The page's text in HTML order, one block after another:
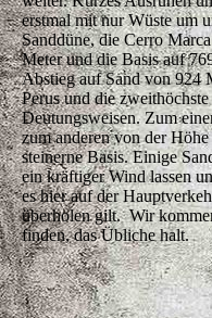
erstmal mit nur Wüste um
Sanddüne, die Cerro
Meter und die Basis auf
Abstieg auf Sand von 924
Perus und die
Deutungsweisen. Zum
zum anderen von der
steinerne Basis. Einige
ein kräftiger Wind lassen
es hier auf der
überholen gilt. Wir
finden, das Übliche halt.